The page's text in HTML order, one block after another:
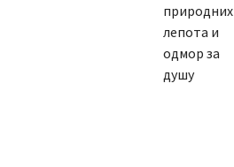
природних
лепота и
одмор за
душу